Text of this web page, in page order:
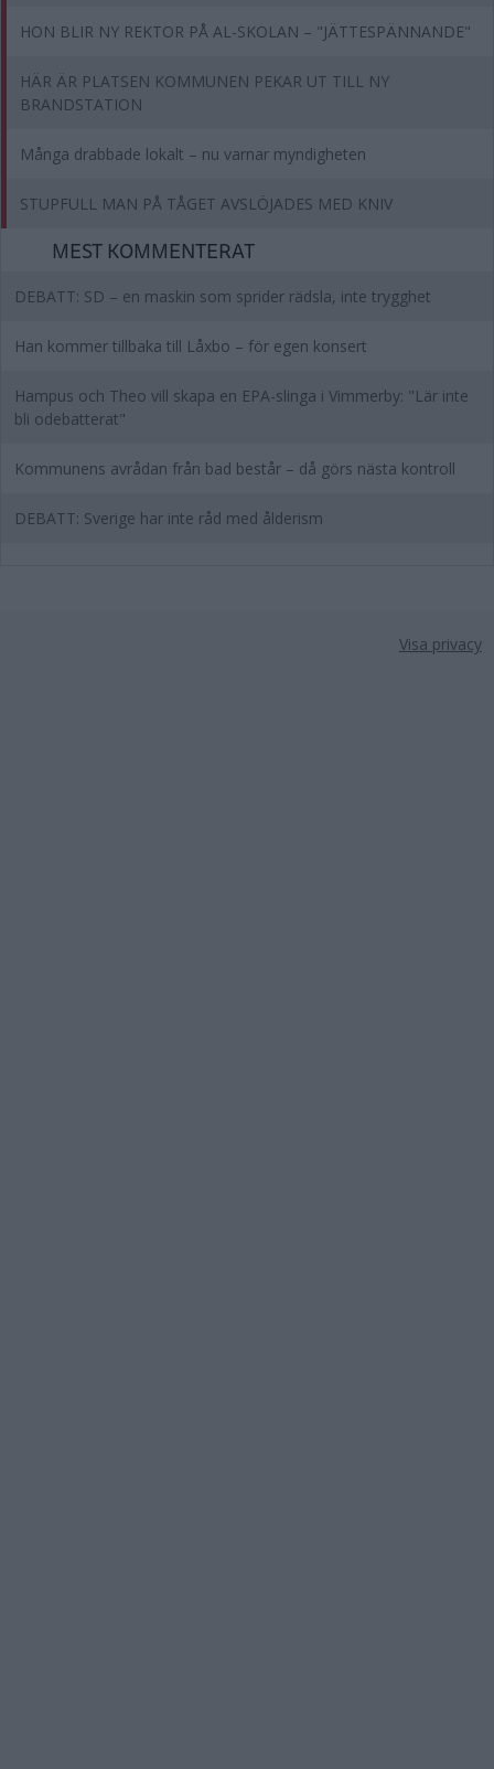
HON BLIR NY REKTOR PÅ AL-SKOLAN – "JÄTTESPÄNNANDE"
HÄR ÄR PLATSEN KOMMUNEN PEKAR UT TILL NY
BRANDSTATION
Många drabbade lokalt – nu varnar myndigheten
STUPFULL MAN PÅ TÅGET AVSLÖJADES MED KNIV
MEST KOMMENTERAT
DEBATT: SD – en maskin som sprider rädsla, inte trygghet
Han kommer tillbaka till Låxbo – för egen konsert
Hampus och Theo vill skapa en EPA-slinga i Vimmerby: "Lär inte
bli odebatterat"
Kommunens avrådan från bad består – då görs nästa kontroll
DEBATT: Sverige har inte råd med ålderism
Visa privacy